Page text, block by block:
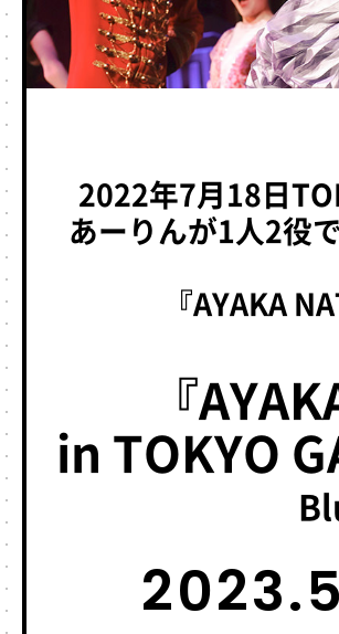
2022年7月18日
あーりんが1人2役
『AYAKA
『
in TOKYO